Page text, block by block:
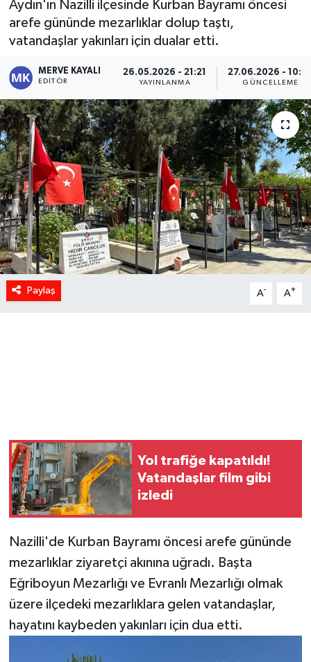
Aydın'ın Nazilli ilçesinde Kurban Bayramı öncesi
arefe gününde mezarlıklar dolup taştı,
vatandaşlar yakınları için dualar etti.
MERVE KAYALI
EDITÖR
26.05.2026 - 21:21
YAYINLANMA
27.06.2026 -
GÜNCELLEME
Paylaş A- A+
Yol trafiğe kapatıldı!
Vatandaşlar film gibi
izledi
Nazilli'de Kurban Bayramı öncesi arefe gününde
mezarlıklar ziyaretçi akınına uğradı. Başta
Eğriboyun Mezarlığı ve Evranlı Mezarlığı olmak
üzere ilçedeki mezarlıklara gelen vatandaşlar,
hayatını kaybeden yakınları için dua etti.